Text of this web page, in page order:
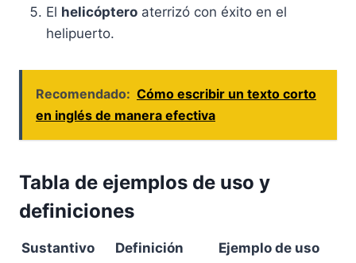
El helicóptero aterrizó con éxito en el
helipuerto.
Recomendado: Cómo escribir un texto corto
en inglés de manera efectiva
Tabla de ejemplos de uso y
definiciones
Sustantivo Definición Ejemplo de uso